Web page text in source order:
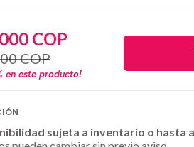
COP
COP
en este producto!
sujeta a inventario o hasta